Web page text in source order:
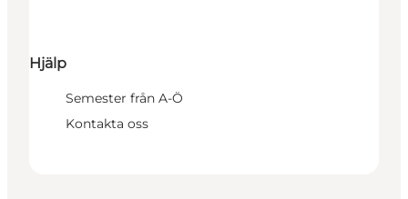
Hjälp
Semester från A-Ö
Kontakta oss